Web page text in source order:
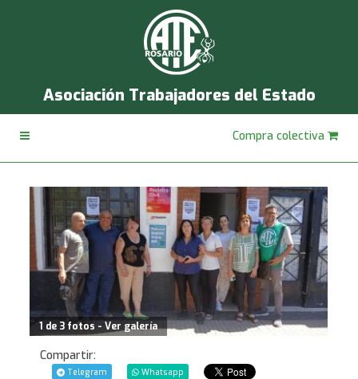
Asociación Trabajadores del Estado
Compra colectiva
1 de 3 fotos - Ver galería
Compartir:
Telegram Whatsapp